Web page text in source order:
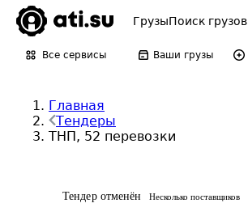
ГрузыПоиск грузов
Все сервисы Ваши грузы
Главная
Тендеры
ТНП, 52 перевозки
Тендер отменён Несколько поставщиков